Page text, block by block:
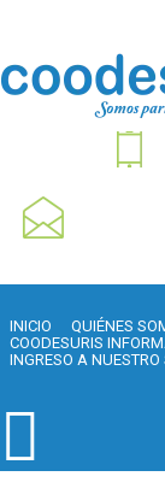
INICIO QUIÉNES
COODESURIS
INGRESO A